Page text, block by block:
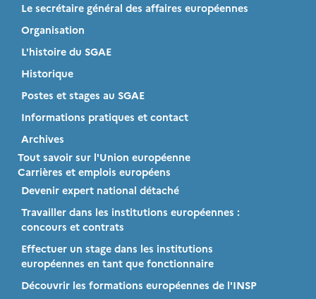
Le secrétaire général des affaires européennes
Organisation
L'histoire du SGAE
Historique
Postes et stages au SGAE
Informations pratiques et contact
Archives
Tout savoir sur l'Union européenne
Carrières et emplois européens
Devenir expert national détaché
Travailler dans les institutions européennes :
concours et contrats
Effectuer un stage dans les institutions
européennes en tant que fonctionnaire
Découvrir les formations européennes de l'INSP